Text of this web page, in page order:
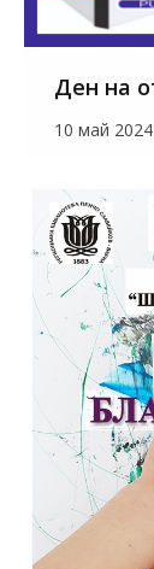
Ден на
10 май 2024